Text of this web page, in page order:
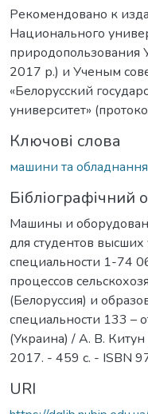
Рекомендовано к
Национального
природопользования
2017 р.) и Ученым
«Белорусский
университет»
Ключові слова
машини та обладнання
Бібліографічний
Машины и
для студентов
специальности 1-74
процессов
(Белоруссия) и
специальности 133 –
(Украина) / А. В.
2017. - 459 с. - ISBN
URI